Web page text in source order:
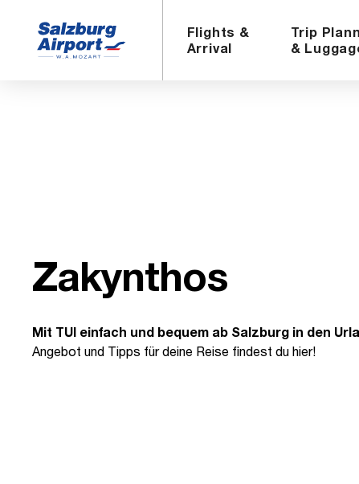
Flights &
Arrival
Trip
&
Za­kyn­thos
Mit TUI einfach und bequem ab Salzburg in den
Angebot und Tipps für deine Reise findest du hier!